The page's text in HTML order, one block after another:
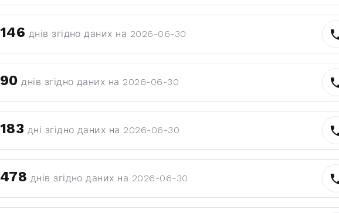
146 днів згідно даних на 2026-06-30
90 днів згідно даних на 2026-06-30
183 дні згідно даних на 2026-06-30
478 днів згідно даних на 2026-06-30